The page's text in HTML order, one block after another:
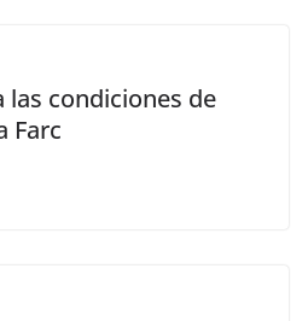
las condiciones de
Farc